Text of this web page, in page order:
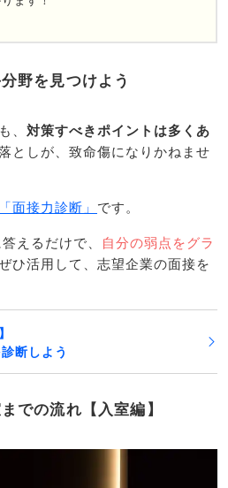
野を見つけよう
、 対策すべきポイントは多くあ
としが、致命傷になりかねませ
「面接力診断」 です。
えるだけで、
自分の弱点をグラ
ひ活用して、志望企業の面接を
断しよう
での流れ【入室編】